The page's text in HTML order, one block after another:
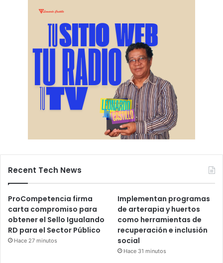
Recent Tech News
ProCompetencia firma
carta compromiso para
obtener el Sello Igualando
RD para el Sector Público
Hace 27 minutos
Implementan programas
de arterapia y huertos
como herramientas de
recuperación e inclusión
social
Hace 31 minutos